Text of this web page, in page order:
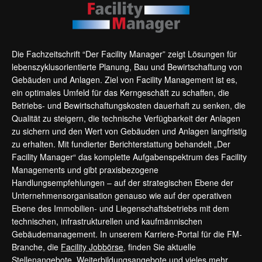
Die Fachzeitschrift “Der Facility Manager” zeigt Lösungen für
lebenszyklusorientierte Planung, Bau und Bewirtschaftung von
Gebäuden und Anlagen. Ziel von Facility Management ist es,
ein optimales Umfeld für das Kerngeschäft zu schaffen, die
Betriebs- und Bewirtschaftungskosten dauerhaft zu senken, die
Qualität zu steigern, die technische Verfügbarkeit der Anlagen
zu sichern und den Wert von Gebäuden und Anlagen langfristig
zu erhalten. Mit fundierter Berichterstattung behandelt „Der
Facility Manager“ das komplette Aufgabenspektrum des Facility
Managements und gibt praxisbezogene
Handlungsempfehlungen – auf der strategischen Ebene der
Unternehmensorganisation genauso wie auf der operativen
Ebene des Immobilien- und Liegenschaftsbetriebs mit dem
technischen, infrastrukturellen und kaufmännischen
Gebäudemanagement. In unserem Karriere-Portal für die FM-
Branche, die Facility Jobbörse, finden Sie aktuelle